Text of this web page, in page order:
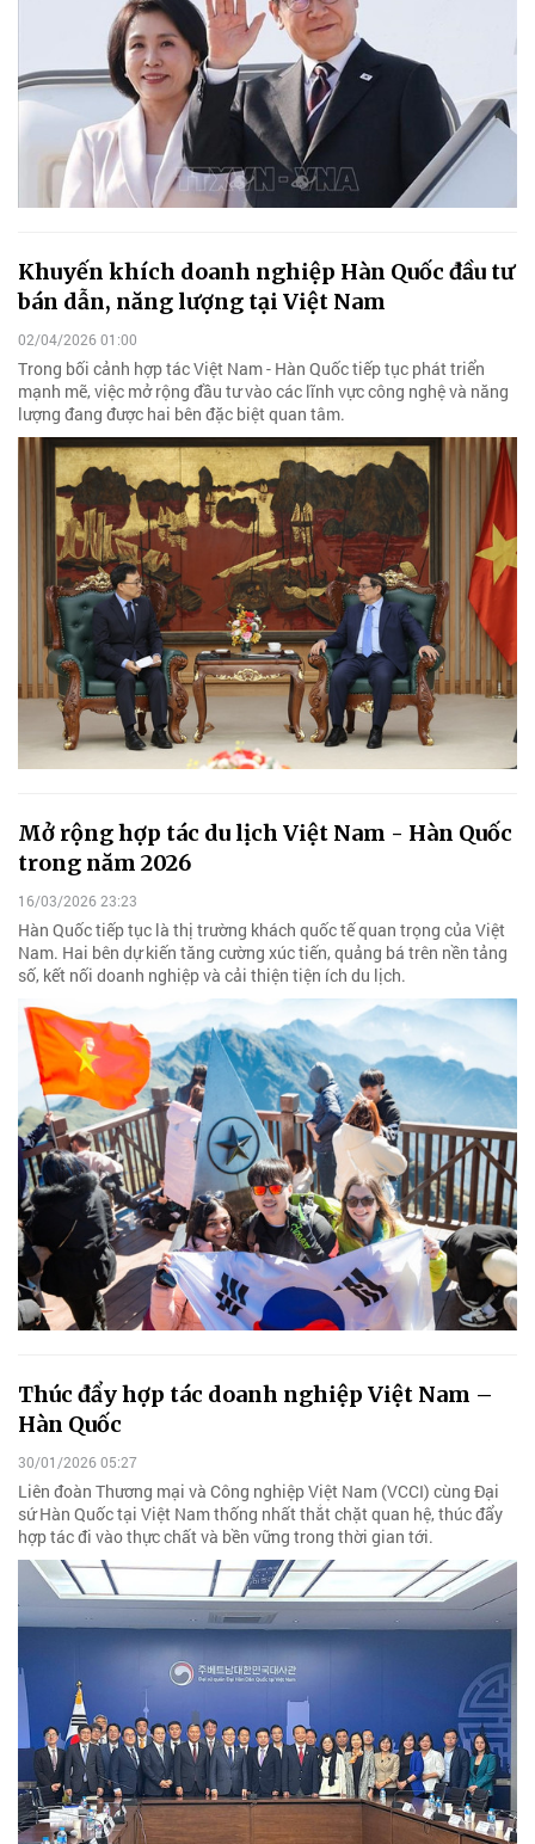
Khuyến khích doanh nghiệp Hàn Quốc đầu tư
bán dẫn, năng lượng tại Việt Nam
02/04/2026 01:00
Trong bối cảnh hợp tác Việt Nam - Hàn Quốc tiếp tục phát triển
mạnh mẽ, việc mở rộng đầu tư vào các lĩnh vực công nghệ và năng
lượng đang được hai bên đặc biệt quan tâm.
Mở rộng hợp tác du lịch Việt Nam - Hàn Quốc
trong năm 2026
16/03/2026 23:23
Hàn Quốc tiếp tục là thị trường khách quốc tế quan trọng của Việt
Nam. Hai bên dự kiến tăng cường xúc tiến, quảng bá trên nền tảng
số, kết nối doanh nghiệp và cải thiện tiện ích du lịch.
Thúc đẩy hợp tác doanh nghiệp Việt Nam –
Hàn Quốc
30/01/2026 05:27
Liên đoàn Thương mại và Công nghiệp Việt Nam (VCCI) cùng Đại
sứ Hàn Quốc tại Việt Nam thống nhất thắt chặt quan hệ, thúc đẩy
hợp tác đi vào thực chất và bền vững trong thời gian tới.